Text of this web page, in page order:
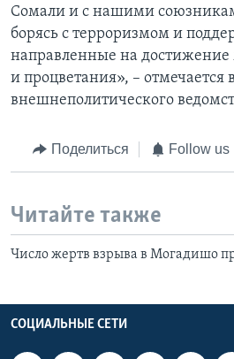
Сомали и с нашими
борясь с терроризмом и
направленные на достижение
и процветания», – отмечается
внешнеполитического
Поделиться Follow us
Читайте также
Число жертв взрыва в Могадишо
СОЦИАЛЬНЫЕ СЕТИ